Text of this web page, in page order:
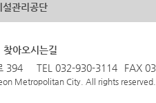
설관리공단
찾아오시는길
394
TEL 032-930-3114 FAX
Metropolitan City. All rights reserved.